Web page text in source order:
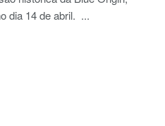
dia 14 de abril. ...